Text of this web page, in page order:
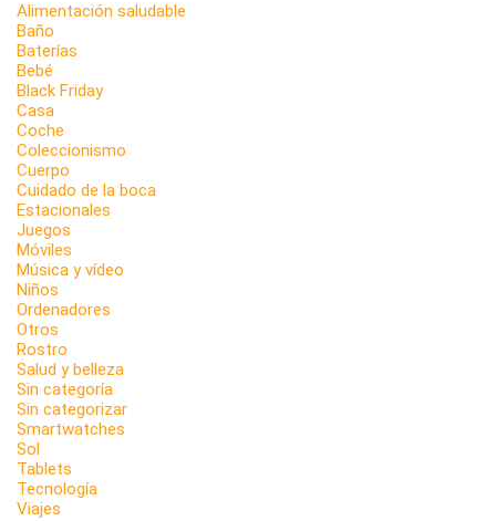
Alimentación saludable
Baño
Baterías
Bebé
Black Friday
Casa
Coche
Coleccionismo
Cuerpo
Cuidado de la boca
Estacionales
Juegos
Móviles
Música y vídeo
Niños
Ordenadores
Otros
Rostro
Salud y belleza
Sin categoría
Sin categorizar
Smartwatches
Sol
Tablets
Tecnología
Viajes